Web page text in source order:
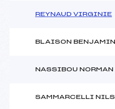
REYNAUD VIRGINIE
BLAISON BENJAMIN
NASSIBOU NORMAN
SAMMARCELLI NILS